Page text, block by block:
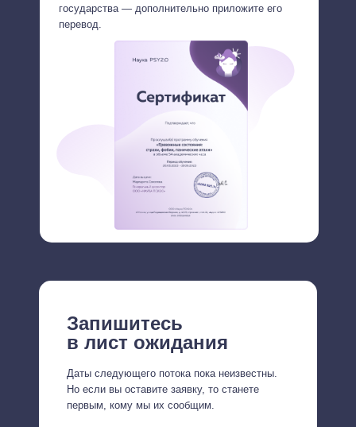
государства — дополнительно приложите его
перевод.
Даты следующего потока пока неизвестны.
Но если вы оставите заявку, то станете
первым, кому мы их сообщим.
Запишитесь
в лист ожидания